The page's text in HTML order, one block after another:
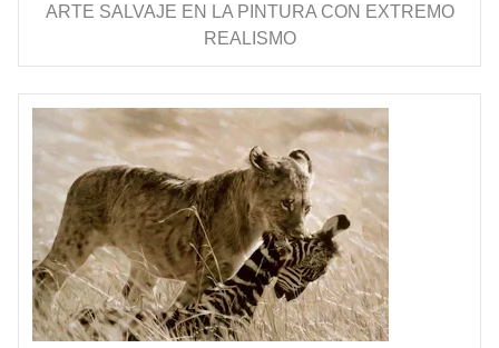
ARTE SALVAJE EN LA PINTURA CON EXTREMO
REALISMO